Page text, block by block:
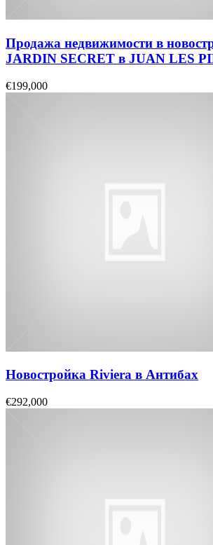
Продажа недвижимости в
JARDIN SECRET в JUAN LES
€199,000
Новостройка Riviera в Антибах
€292,000